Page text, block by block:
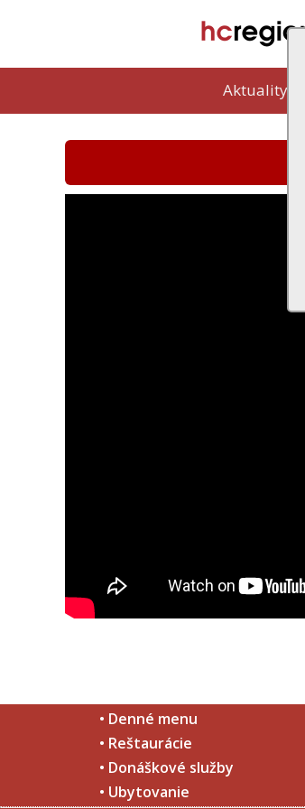
Aktuality
• Denné menu
• Reštaurácie
• Donáškové služby
• Ubytovanie